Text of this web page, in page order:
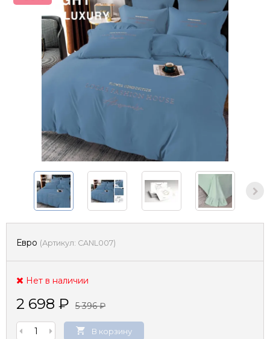
Евро (Артикул: CANL007)
Нет в наличии
2 698 ₽ 5 396₽
В корзину